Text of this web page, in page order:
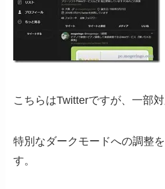
こちらはTwitterですが、一部
特別なダークモードへの調整
す。